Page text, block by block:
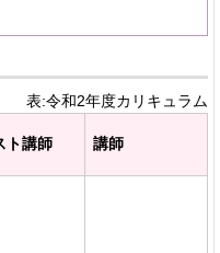
表:令和2年度カリキュラム
ト講師 講師